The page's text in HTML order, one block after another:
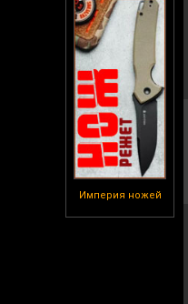
Империя ножей